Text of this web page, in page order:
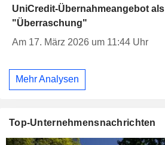
UniCredit-Übernahmeangebot als
"Überraschung"
Am 17. März 2026 um 11:44 Uhr
Mehr Analysen
Top-Unternehmensnachrichten